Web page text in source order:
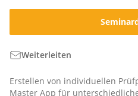
Weiterleiten
Erstellen von individuellen
Master App für